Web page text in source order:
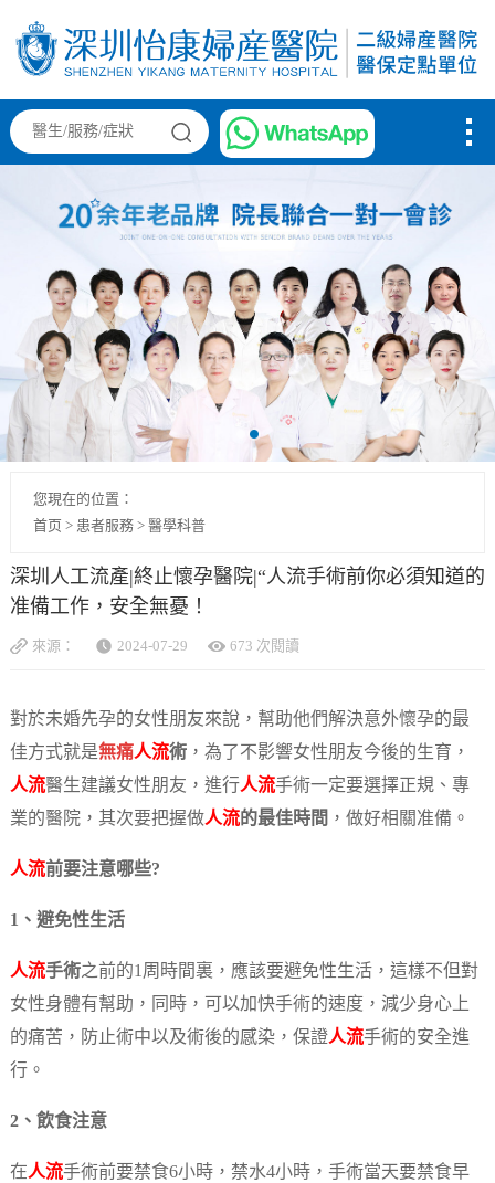
您現在的位置：
首页 > 患者服務> 醫學科普
深圳人工流產|終止懷孕醫院|“人流手術前你必須知道的
准備工作，安全無憂！
來源： 2024-07-29 673 次閱讀
對於未婚先孕的女性朋友來說，幫助他們解決意外懷孕的最
佳方式就是無痛人流術，為了不影響女性朋友今後的生育，
人流醫生建議女性朋友，進行人流手術一定要選擇正規、專
業的醫院，其次要把握做人流的最佳時間 ，做好相關准備。
人流前要注意哪些?
1、避免性生活
人流手術之前的1周時間裏，應該要避免性生活，這樣不但對
女性身體有幫助，同時，可以加快手術的速度，減少身心上
的痛苦，防止術中以及術後的感染，保證人流手術的安全進
行。
2、飲食注意
在人流手術前要禁食6小時，禁水4小時，手術當天要禁食早